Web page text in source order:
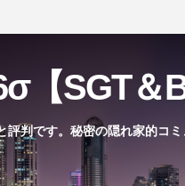
【SGT＆
判です。秘密の隠れ家的コ